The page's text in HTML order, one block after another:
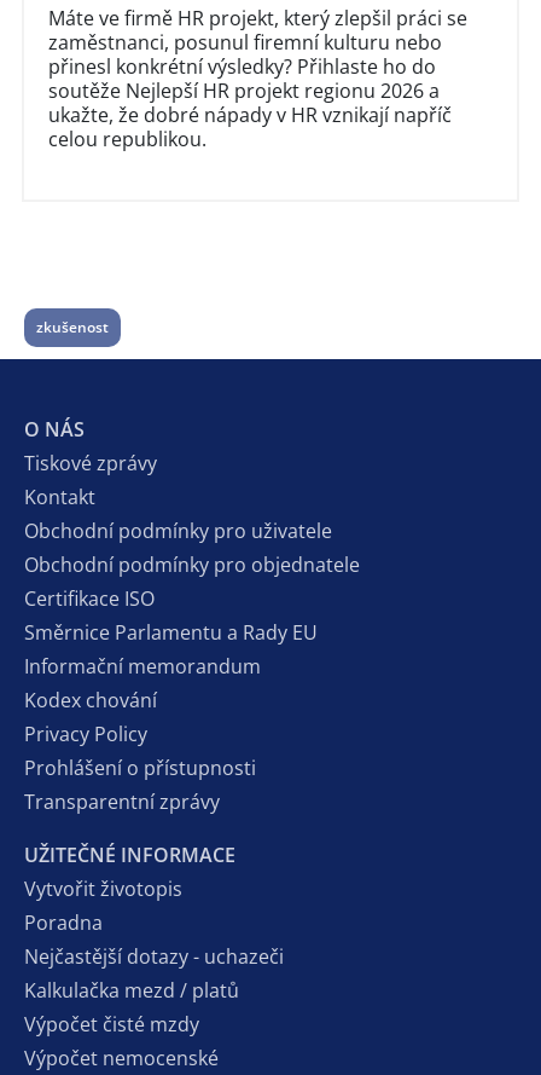
Máte ve firmě HR projekt, který zlepšil práci se
zaměstnanci, posunul firemní kulturu nebo
přinesl konkrétní výsledky? Přihlaste ho do
soutěže Nejlepší HR projekt regionu 2026 a
ukažte, že dobré nápady v HR vznikají napříč
celou republikou.
zkušenost
O NÁS
Tiskové zprávy
Kontakt
Obchodní podmínky pro uživatele
Obchodní podmínky pro objednatele
Certifikace ISO
Směrnice Parlamentu a Rady EU
Informační memorandum
Kodex chování
Privacy Policy
Prohlášení o přístupnosti
Transparentní zprávy
UŽITEČNÉ INFORMACE
Vytvořit životopis
Poradna
Nejčastější dotazy - uchazeči
Kalkulačka mezd / platů
Výpočet čisté mzdy
Výpočet nemocenské